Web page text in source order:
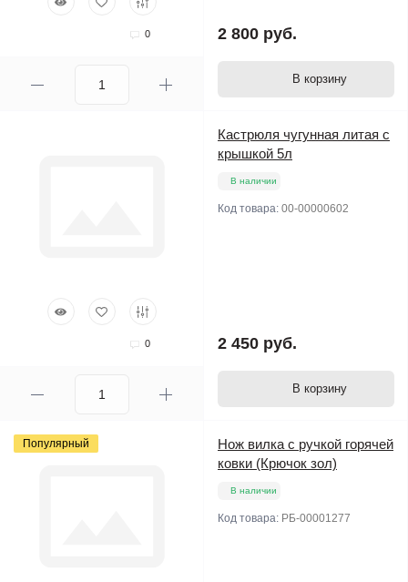
0 2 800 руб.
В корзину
0
Кастрюля чугунная литая с
крышкой 5л
В наличии
Код товара: 00-00000602
2 450 руб.
В корзину
Популярный
Нож вилка с ручкой горячей
ковки (Крючок зол)
В наличии
Код товара: РБ-00001277